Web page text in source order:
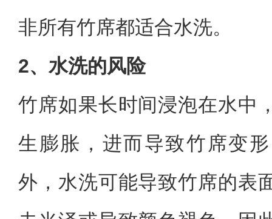
非所有竹席都适合水洗。
2、水洗的风险
竹席如果长时间浸泡在水中
生膨胀，进而导致竹席变
外，水洗可能导致竹席的表